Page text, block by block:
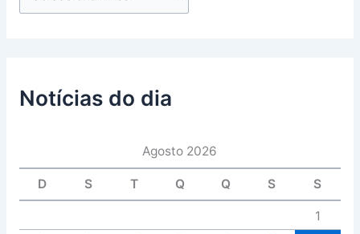
Notícias do dia
Agosto 2026
D S T Q Q S S
1